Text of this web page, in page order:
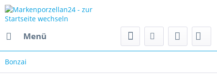
Menü
Bonzai